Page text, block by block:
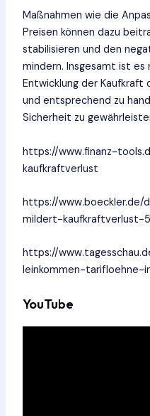
Maßnahmen wie die
Preisen können dazu
stabilisieren und den
mindern. Insgesamt ist es
Entwicklung der Kaufkraft
und entsprechend zu
Sicherheit zu
https://www.finanz-
kaufkraftverlust
https://
mildert-kaufkraftverlust-
https://
leinkommen-tarifloehne-
YouTube